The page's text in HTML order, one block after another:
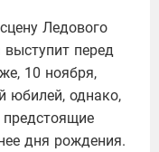
Ледового
выступит перед
10 ноября,
юбилей, однако,
дня рождения.